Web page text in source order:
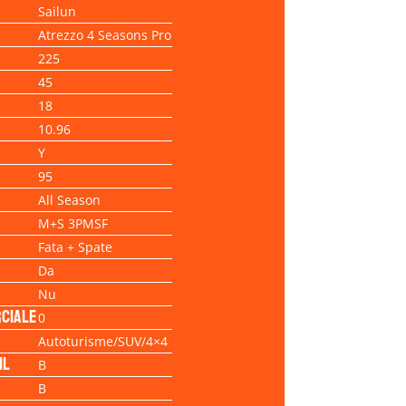
Sailun
Atrezzo 4 Seasons Pro
225
45
18
10.96
Y
95
All Season
M+S 3PMSF
Fata + Spate
Da
Nu
0
Autoturisme/SUV/4×4
B
B